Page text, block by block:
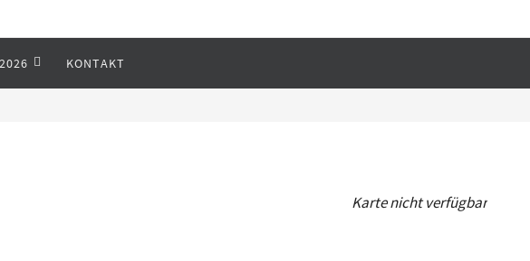
KONTAKT
Karte nicht verfügbar